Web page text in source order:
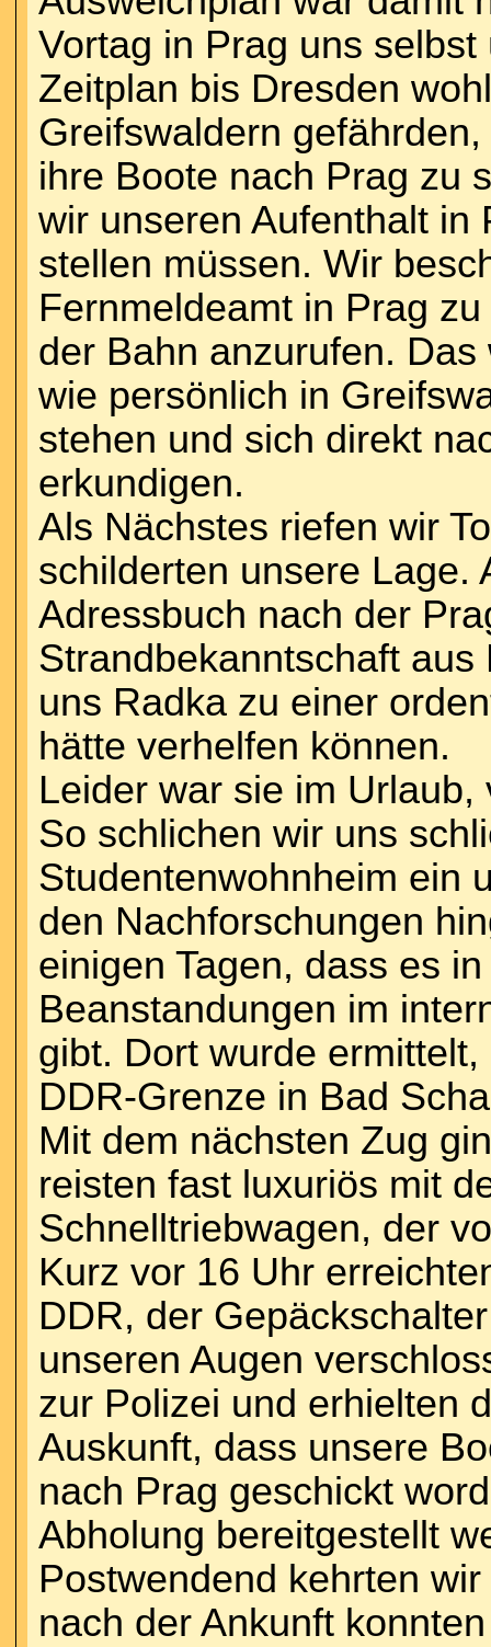
Vortag in Prag uns
Zeitplan bis Dresden
Greifswaldern
ihre Boote nach Prag zu
wir unseren Aufenthalt in
stellen müssen. Wir
Fernmeldeamt in Prag
der Bahn anzurufen.
wie persönlich in
stehen und sich direkt
erkundigen.
Als Nächstes riefen wir
schilderten unsere Lage.
Adressbuch nach der
Strandbekanntschaft
uns Radka zu einer
hätte verhelfen können.
Leider war sie im
So schlichen wir uns
Studentenwohnheim ein
den Nachforschungen
einigen Tagen, dass es
Beanstandungen im
gibt. Dort wurde
DDR-Grenze in Bad
Mit dem nächsten Zug
reisten fast luxuriös mit
Schnelltriebwagen, der
Kurz vor 16 Uhr
DDR, der
unseren Augen
zur Polizei und erhielten
Auskunft, dass unsere
nach Prag geschickt
Abholung bereitgestellt
Postwendend kehrten
nach der Ankunft